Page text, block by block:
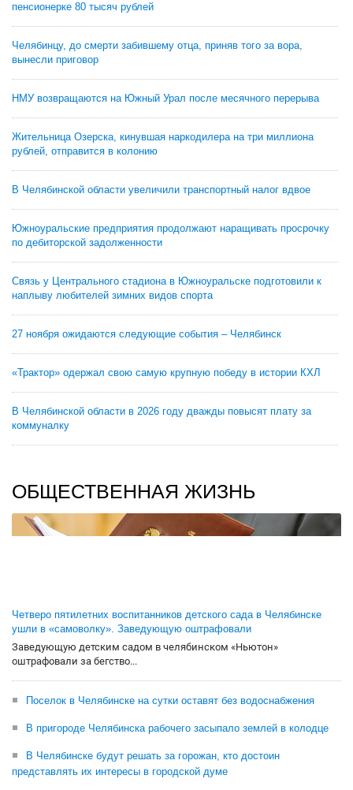
пенсионерке 80 тысяч рублей
Челябинцу, до смерти забившему отца, приняв того за вора,
вынесли приговор
НМУ возвращаются на Южный Урал после месячного перерыва
Жительница Озерска, кинувшая наркодилера на три миллиона
рублей, отправится в колонию
В Челябинской области увеличили транспортный налог вдвое
Южноуральские предприятия продолжают наращивать просрочку
по дебиторской задолженности
Связь у Центрального стадиона в Южноуральске подготовили к
наплыву любителей зимних видов спорта
27 ноября ожидаются следующие события – Челябинск
«Трактор» одержал свою самую крупную победу в истории КХЛ
В Челябинской области в 2026 году дважды повысят плату за
коммуналку
ОБЩЕСТВЕННАЯ ЖИЗНЬ
Четверо пятилетних воспитанников детского сада в Челябинске
ушли в «самоволку». Заведующую оштрафовали
Заведующую детским садом в челябинском «Ньютон»
оштрафовали за бегство...
Поселок в Челябинске на сутки оставят без водоснабжения
В пригороде Челябинска рабочего засыпало землей в колодце
В Челябинске будут решать за горожан, кто достоин
представлять их интересы в городской думе